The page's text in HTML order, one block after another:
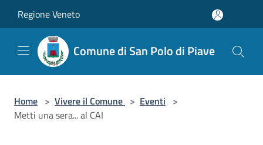
Regione Veneto
Comune di San Polo di Piave
Home > Vivere il Comune > Eventi >
Metti una sera... al CAI